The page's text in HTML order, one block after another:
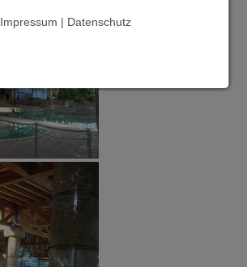
Impressum | Datenschutz